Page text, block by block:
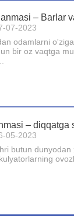
– Barlar
07-2023
odamlarni
bir oz vaqtga
– diqqatga
05-2023
butun